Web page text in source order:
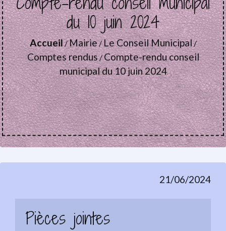
du 10 juin 2024
Accueil/Mairie/Le Conseil Municipal/
Comptes rendus/Compte-rendu conseil
municipal du 10 juin 2024
21/06/2024
Pièces jointes